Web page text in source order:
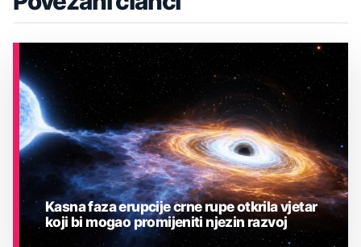
Kasna faza erupcije crne rupe otkrila vjetar
koji bi mogao promijeniti njezin razvoj